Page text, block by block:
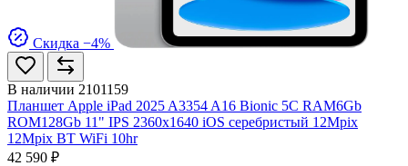
Скидка −4%
В наличии 2101159
Планшет Apple iPad 2025 A3354 A16 Bionic 5C RAM6Gb
ROM128Gb 11" IPS 2360x1640 iOS серебристый 12Mpix
12Mpix BT WiFi 10hr
42 590 ₽